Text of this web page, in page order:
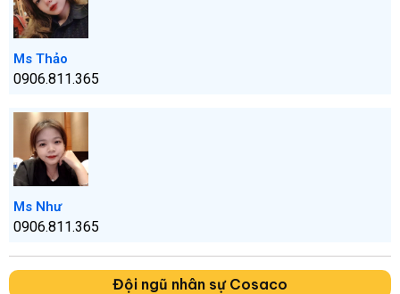
Ms Thảo
0906.811.365
Ms Như
0906.811.365
Đội ngũ nhân sự Cosaco